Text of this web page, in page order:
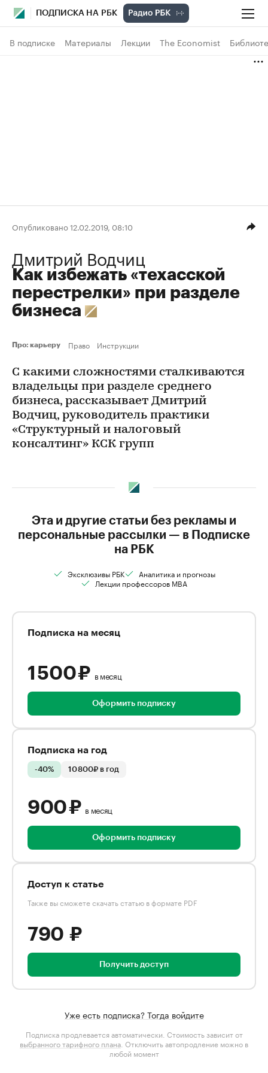
ПОДПИСКА НА РБК
В подписке Материалы Лекции The Economist
Опубликовано 12.02.2019, 08:10
Дмитрий Водчиц
Как избежать «техасской
перестрелки» при разделе
бизнеса
Про: карьеру Право Инструкции
С какими сложностями сталкиваются
владельцы при разделе среднего
бизнеса, рассказывает Дмитрий
Водчиц, руководитель практики
«Структурный и налоговый
консалтинг» КСК групп
Эта и другие статьи без рекламы и
персональные рассылки — в Подписке
на РБК
Эксклюзивы РБК
Аналитика и прогнозы
Лекции профессоров MBA
Подписка на месяц
1 500 ₽ в месяц
Оформить подписку
Подписка на год
-40% 10 800₽ в год
900 ₽ в месяц
Оформить подписку
Доступ к статье
Также вы сможете скачать статью в формате PDF
790 ₽
Получить доступ
Уже есть подписка? Тогда войдите
Подписка продлевается автоматически. Стоимость зависит от
выбранного тарифного плана . Отключить автопродление можно в
любой момент